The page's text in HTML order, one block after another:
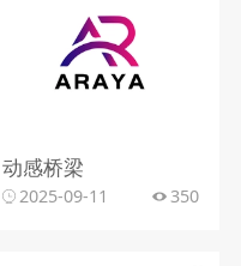
动感桥梁
2025-09-11 350